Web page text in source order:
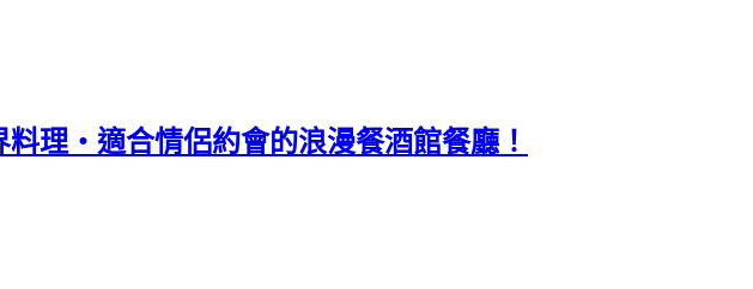
料理‧適合情侶約會的浪漫餐酒館餐廳！